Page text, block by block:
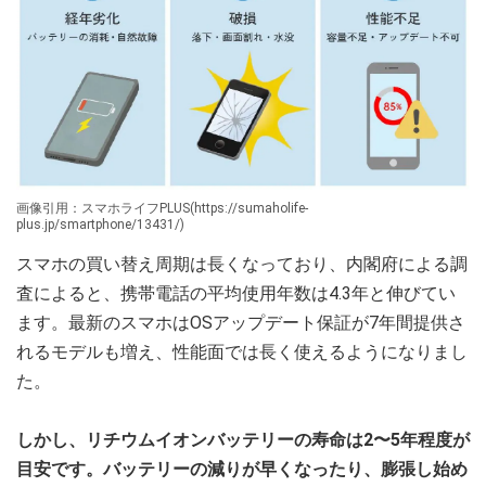
画像引用：スマホライフPLUS(https://sumaholife-
plus.jp/smartphone/13431/)
スマホの買い替え周期は長くなっており、内閣府による調
査によると、携帯電話の平均使用年数は4.3年と伸びてい
ます。最新のスマホはOSアップデート保証が7年間提供さ
れるモデルも増え、性能面では長く使えるようになりまし
た。
しかし、リチウムイオンバッテリーの寿命は2〜5年程度が
目安です。バッテリーの減りが早くなったり、膨張し始め